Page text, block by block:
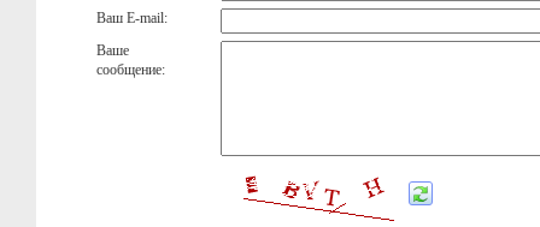
Ваш E-mail:
Ваше
сообщение: